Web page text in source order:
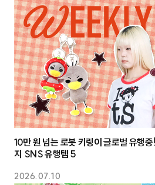
2026.07.10
10만 원 넘는 로봇 키링이 글로벌 유행
지 SNS 유행템 5